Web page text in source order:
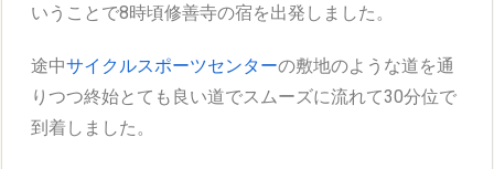
いうことで8時頃修善寺の宿を出発しました。
途中サイクルスポーツセンターの敷地のような道を通
りつつ終始とても良い道でスムーズに流れて30分位で
到着しました。